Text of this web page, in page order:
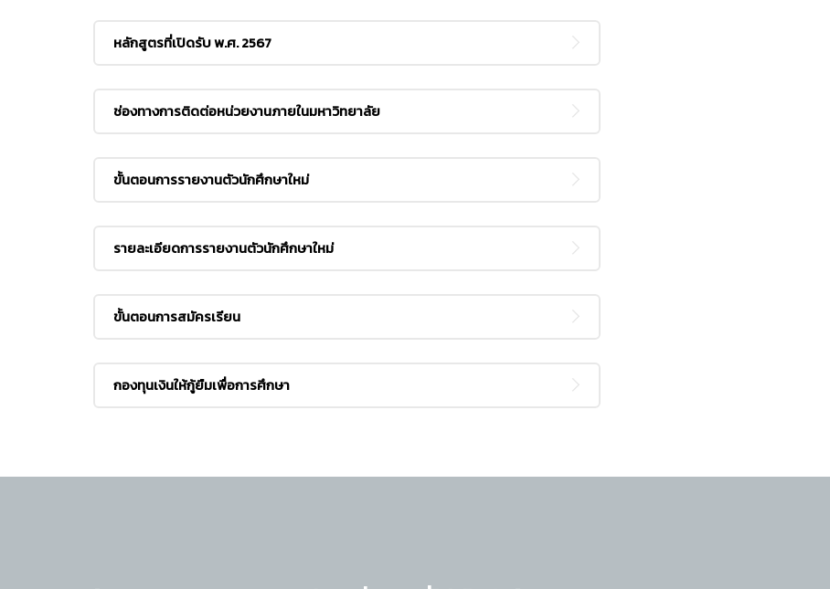
หลักสูตรที่เปิดรับ พ.ศ. 2567
ช่องทางการติดต่อหน่วยงานภายในมหาวิทยาลัย
ขั้นตอนการรายงานตัวนักศึกษาใหม่
รายละเอียดการรายงานตัวนักศึกษาใหม่
ขั้นตอนการสมัครเรียน
กองทุนเงินให้กู้ยืมเพื่อการศึกษา